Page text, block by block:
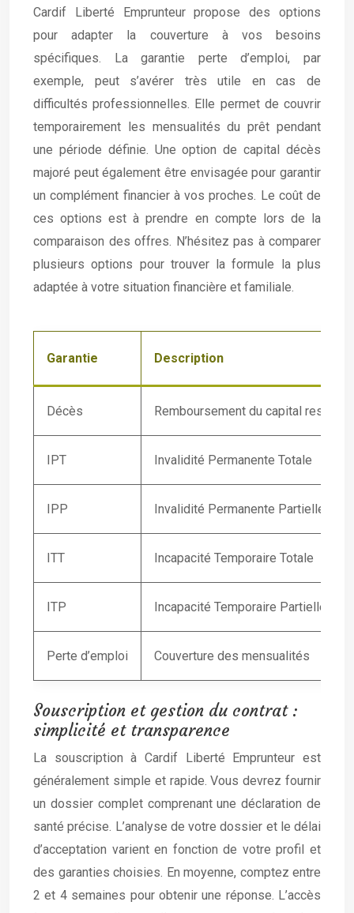
Cardif Liberté Emprunteur propose des options
pour adapter la couverture à vos besoins
spécifiques. La garantie perte d’emploi, par
exemple, peut s’avérer très utile en cas de
difficultés professionnelles. Elle permet de couvrir
temporairement les mensualités du prêt pendant
une période définie. Une option de capital décès
majoré peut également être envisagée pour garantir
un complément financier à vos proches. Le coût de
ces options est à prendre en compte lors de la
comparaison des offres. N’hésitez pas à comparer
plusieurs options pour trouver la formule la plus
adaptée à votre situation financière et familiale.
Garantie Description
Décès Remboursement du capital restant
IPT Invalidité Permanente Totale
IPP Invalidité Permanente Partielle
ITT Incapacité Temporaire Totale
ITP Incapacité Temporaire Partielle
Perte d’emploi Couverture des mensualités
Souscription et gestion du contrat :
simplicité et transparence
La souscription à Cardif Liberté Emprunteur est
généralement simple et rapide. Vous devrez fournir
un dossier complet comprenant une déclaration de
santé précise. L’analyse de votre dossier et le délai
d’acceptation varient en fonction de votre profil et
des garanties choisies. En moyenne, comptez entre
2 et 4 semaines pour obtenir une réponse. L’accès